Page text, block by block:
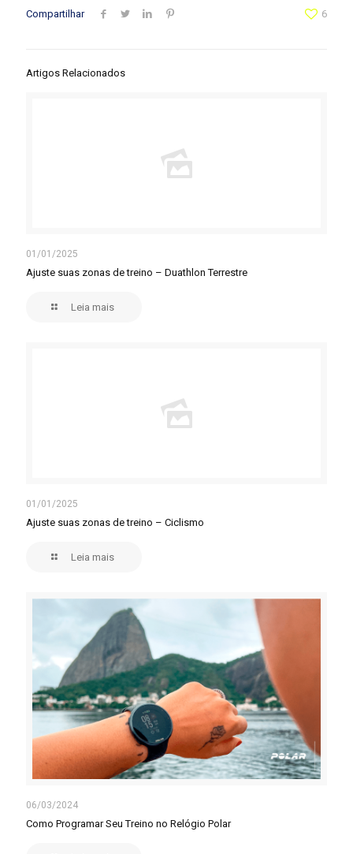
Compartilhar 6
Artigos Relacionados
01/01/2025
Ajuste suas zonas de treino – Duathlon Terrestre
Leia mais
01/01/2025
Ajuste suas zonas de treino – Ciclismo
Leia mais
06/03/2024
Como Programar Seu Treino no Relógio Polar